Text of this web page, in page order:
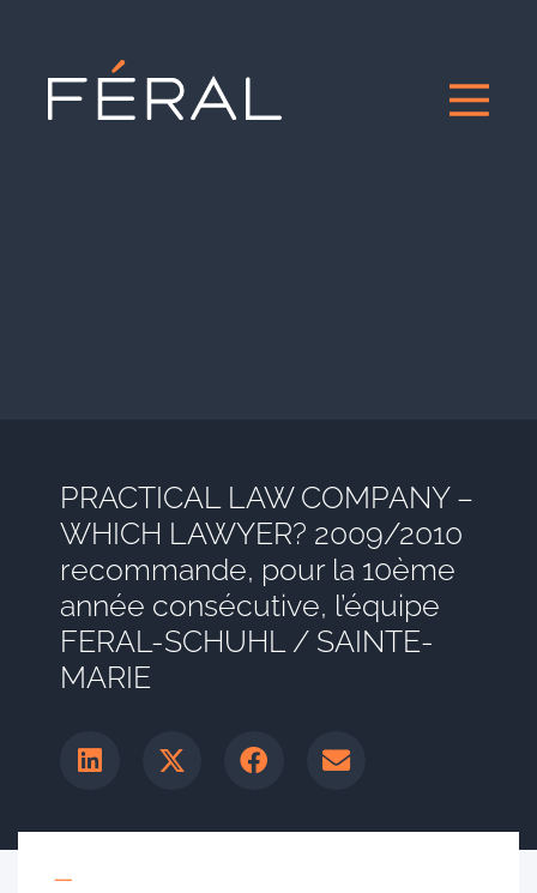
PRACTICAL LAW COMPANY –
WHICH LAWYER? 2009/2010
recommande, pour la 10ème
année consécutive, l’équipe
FERAL-SCHUHL / SAINTE-
MARIE
—